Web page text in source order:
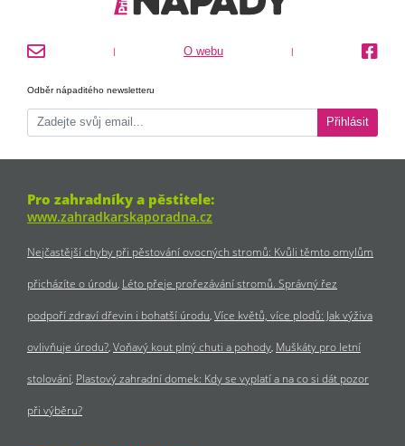
| O webu |
Odběr nápaditého newsletteru
Přihlásit
Pro zahradníky a pěstitele:
www.zahradkarskaporadna.cz
Nejčastější chyby při pěstování ovocných stromů: Kvůli těmto omylům
přicházíte o úrodu Léto přeje prořezávání stromů. Správný řez
podpoří zdraví dřevin i bohatší úrodu Více květů, více plodů: Jak výživa
ovlivňuje úrodu? Voňavý kout plný chuti a pohody Muškáty pro letní
stolování Plastový zahradní domek: Kdy se vyplatí a na co si dát pozor
při výběru?